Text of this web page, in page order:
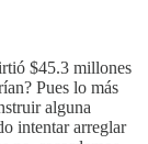
$45.3 millones
Pues lo más
alguna
intentar arreglar